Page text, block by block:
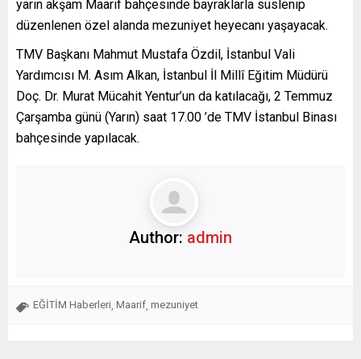
yarın akşam Maarif bahçesinde bayraklarla süslenip
düzenlenen özel alanda mezuniyet heyecanı yaşayacak.
TMV Başkanı Mahmut Mustafa Özdil, İstanbul Vali
Yardımcısı M. Asım Alkan, İstanbul İl Millî Eğitim Müdürü
Doç. Dr. Murat Mücahit Yentur’un da katılacağı, 2 Temmuz
Çarşamba günü (Yarın) saat 17.00 ’de TMV İstanbul Binası
bahçesinde yapılacak.
Author: admin
EĞİTİM Haberleri, Maarif, mezuniyet